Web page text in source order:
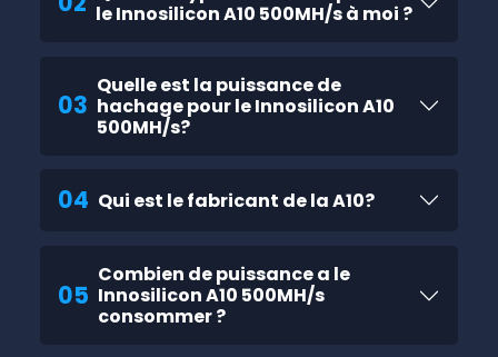
le Innosilicon A10 500MH/s à moi ?
03
Quelle est la puissance de
hachage pour le Innosilicon A10
500MH/s?
04 Qui est le fabricant de la A10?
05
Combien de puissance a le
Innosilicon A10 500MH/s
consommer ?